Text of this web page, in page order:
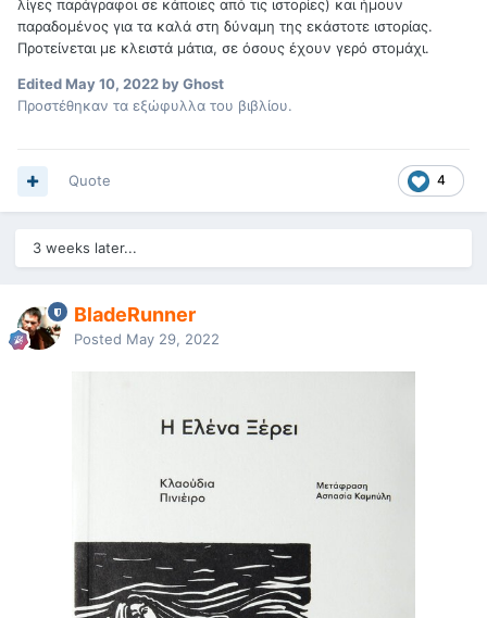
λίγες παράγραφοι σε κάποιες από τις ιστορίες) και ήμουν
παραδομένος για τα καλά στη δύναμη της εκάστοτε ιστορίας.
Προτείνεται με κλειστά μάτια, σε όσους έχουν γερό στομάχι.
EditedMay 10, 2022by Ghost
Προστέθηκαν τα εξώφυλλα του βιβλίου.
4
Quote
3 weeks later...
BladeRunner
Posted May 29, 2022